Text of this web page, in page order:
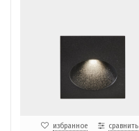
избранное сравнить